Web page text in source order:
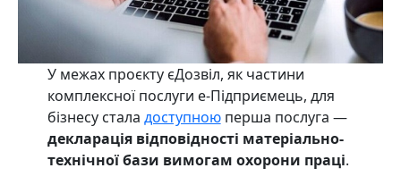
У межах проєкту єДозвіл, як частини
комплексної послуги е-Підприємець, для
бізнесу стала доступноюперша послуга —
декларація відповідності матеріально-
технічної бази вимогам охорони праці.